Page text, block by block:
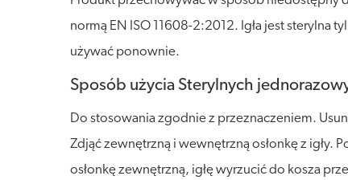
normą EN ISO 11608-2:2012. Igła jest sterylna
używać ponownie.
Sposób użycia Sterylnych
Do stosowania zgodnie z przeznaczeniem.
Zdjąć zewnętrzną i wewnętrzną osłonkę z igły.
osłonkę zewnętrzną, igłę wyrzucić do kosza